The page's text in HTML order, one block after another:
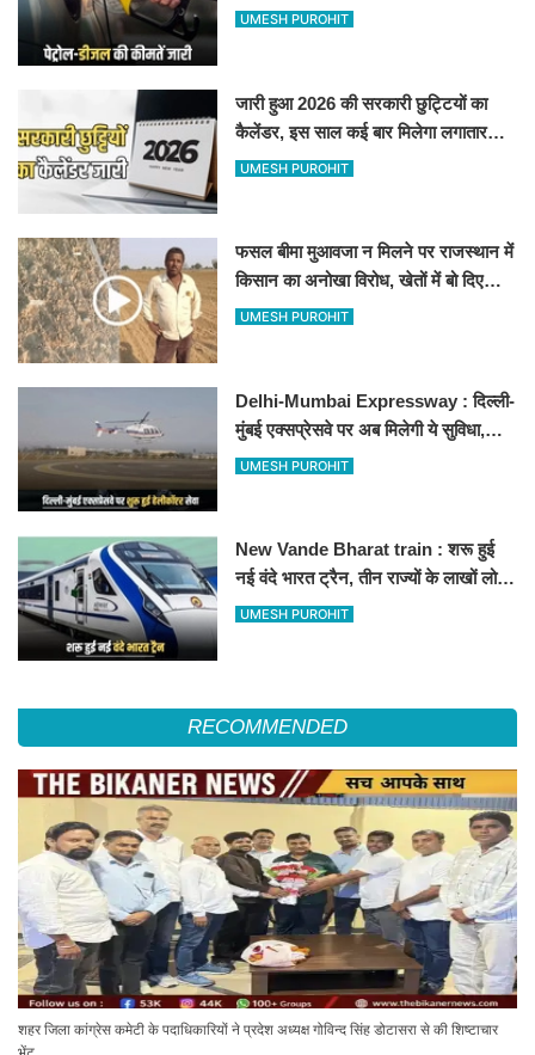
जानिए बीकानेर समेत पुरे प्रदेश में नए रेट
UMESH PUROHIT
जारी हुआ 2026 की सरकारी छुट्टियों का
कैलेंडर, इस साल कई बार मिलेगा लगातार
अवकाश, देखें
UMESH PUROHIT
फसल बीमा मुआवजा न मिलने पर राजस्थान में
किसान का अनोखा विरोध, खेतों में बो दिए
500-500 रुपए के नोट, वीडियो वायरल
UMESH PUROHIT
Delhi-Mumbai Expressway : दिल्ली-
मुंबई एक्सप्रेसवे पर अब मिलेगी ये सुविधा,
हेलीकॉप्टर सर्विस से तुरंत घायल पहुंचेगा
UMESH PUROHIT
New Vande Bharat train : शरू हुई
नई वंदे भारत ट्रैन, तीन राज्यों के लाखों लोगों
का सफर होगा आसान, देखें पूरा रूटमैप
UMESH PUROHIT
RECOMMENDED
शहर जिला कांग्रेस कमेटी के पदाधिकारियों ने प्रदेश अध्यक्ष गोविन्द सिंह डोटासरा से की शिष्टाचार